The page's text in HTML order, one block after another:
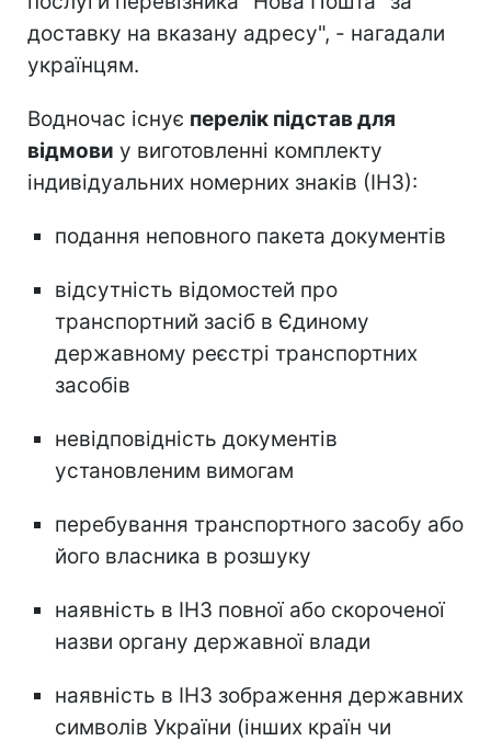
доставку на вказану адресу", - нагадали
українцям.
Водночас існує перелік підстав для
відмови у виготовленні комплекту
індивідуальних номерних знаків (ІНЗ):
подання неповного пакета документів
відсутність відомостей про
транспортний засіб в Єдиному
державному реєстрі транспортних
засобів
невідповідність документів
установленим вимогам
перебування транспортного засобу або
його власника в розшуку
наявність в ІНЗ повної або скороченої
назви органу державної влади
наявність в ІНЗ зображення державних
символів України (інших країн чи